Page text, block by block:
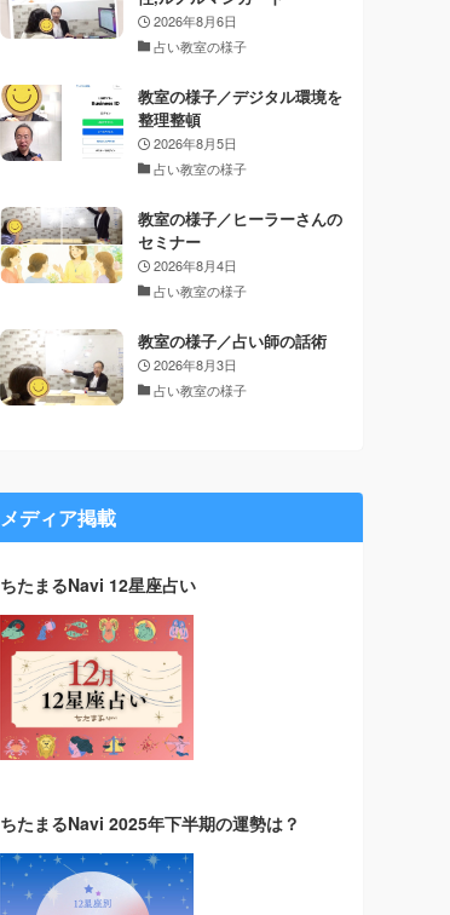
2026年8月6日
占い教室の様子
教室の様子／デジタル環境を
整理整頓
2026年8月5日
占い教室の様子
教室の様子／ヒーラーさんの
セミナー
2026年8月4日
占い教室の様子
教室の様子／占い師の話術
2026年8月3日
占い教室の様子
メディア掲載
ちたまるNavi 12星座占い
ちたまるNavi 2025年下半期の運勢は？